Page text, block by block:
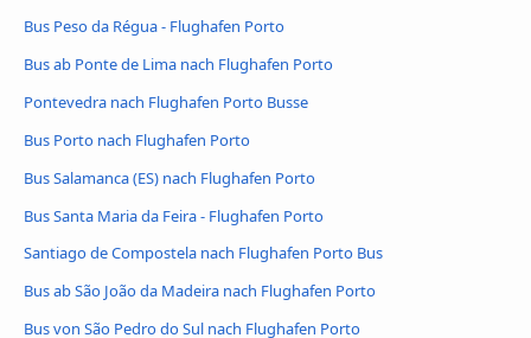
Bus Peso da Régua - Flughafen Porto
Bus ab Ponte de Lima nach Flughafen Porto
Pontevedra nach Flughafen Porto Busse
Bus Porto nach Flughafen Porto
Bus Salamanca (ES) nach Flughafen Porto
Bus Santa Maria da Feira - Flughafen Porto
Santiago de Compostela nach Flughafen Porto Bus
Bus ab São João da Madeira nach Flughafen Porto
Bus von São Pedro do Sul nach Flughafen Porto